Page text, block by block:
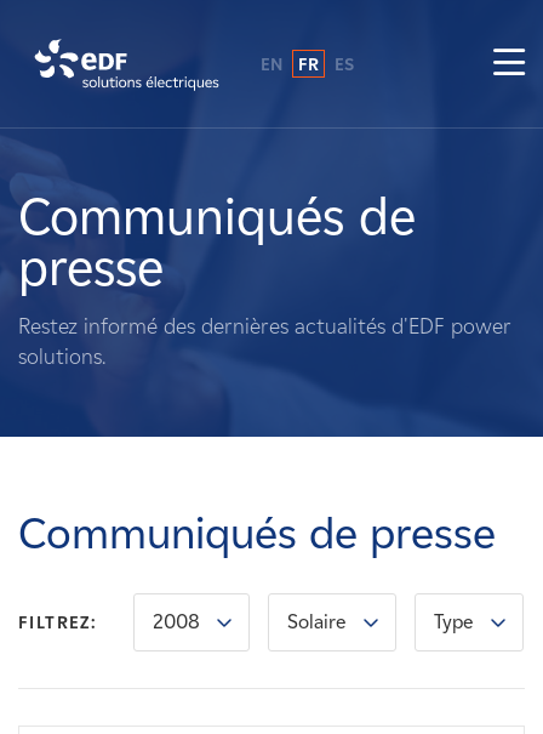
A propos de nous
Ce que nous faisons
Propriétaires fonciers
Carrières
Nouvelles
EN FR ES
Communiqués de
presse
Restez informé des dernières actualités d'EDF power
solutions.
Communiqués de presse
FILTREZ: 2008 Solaire Type